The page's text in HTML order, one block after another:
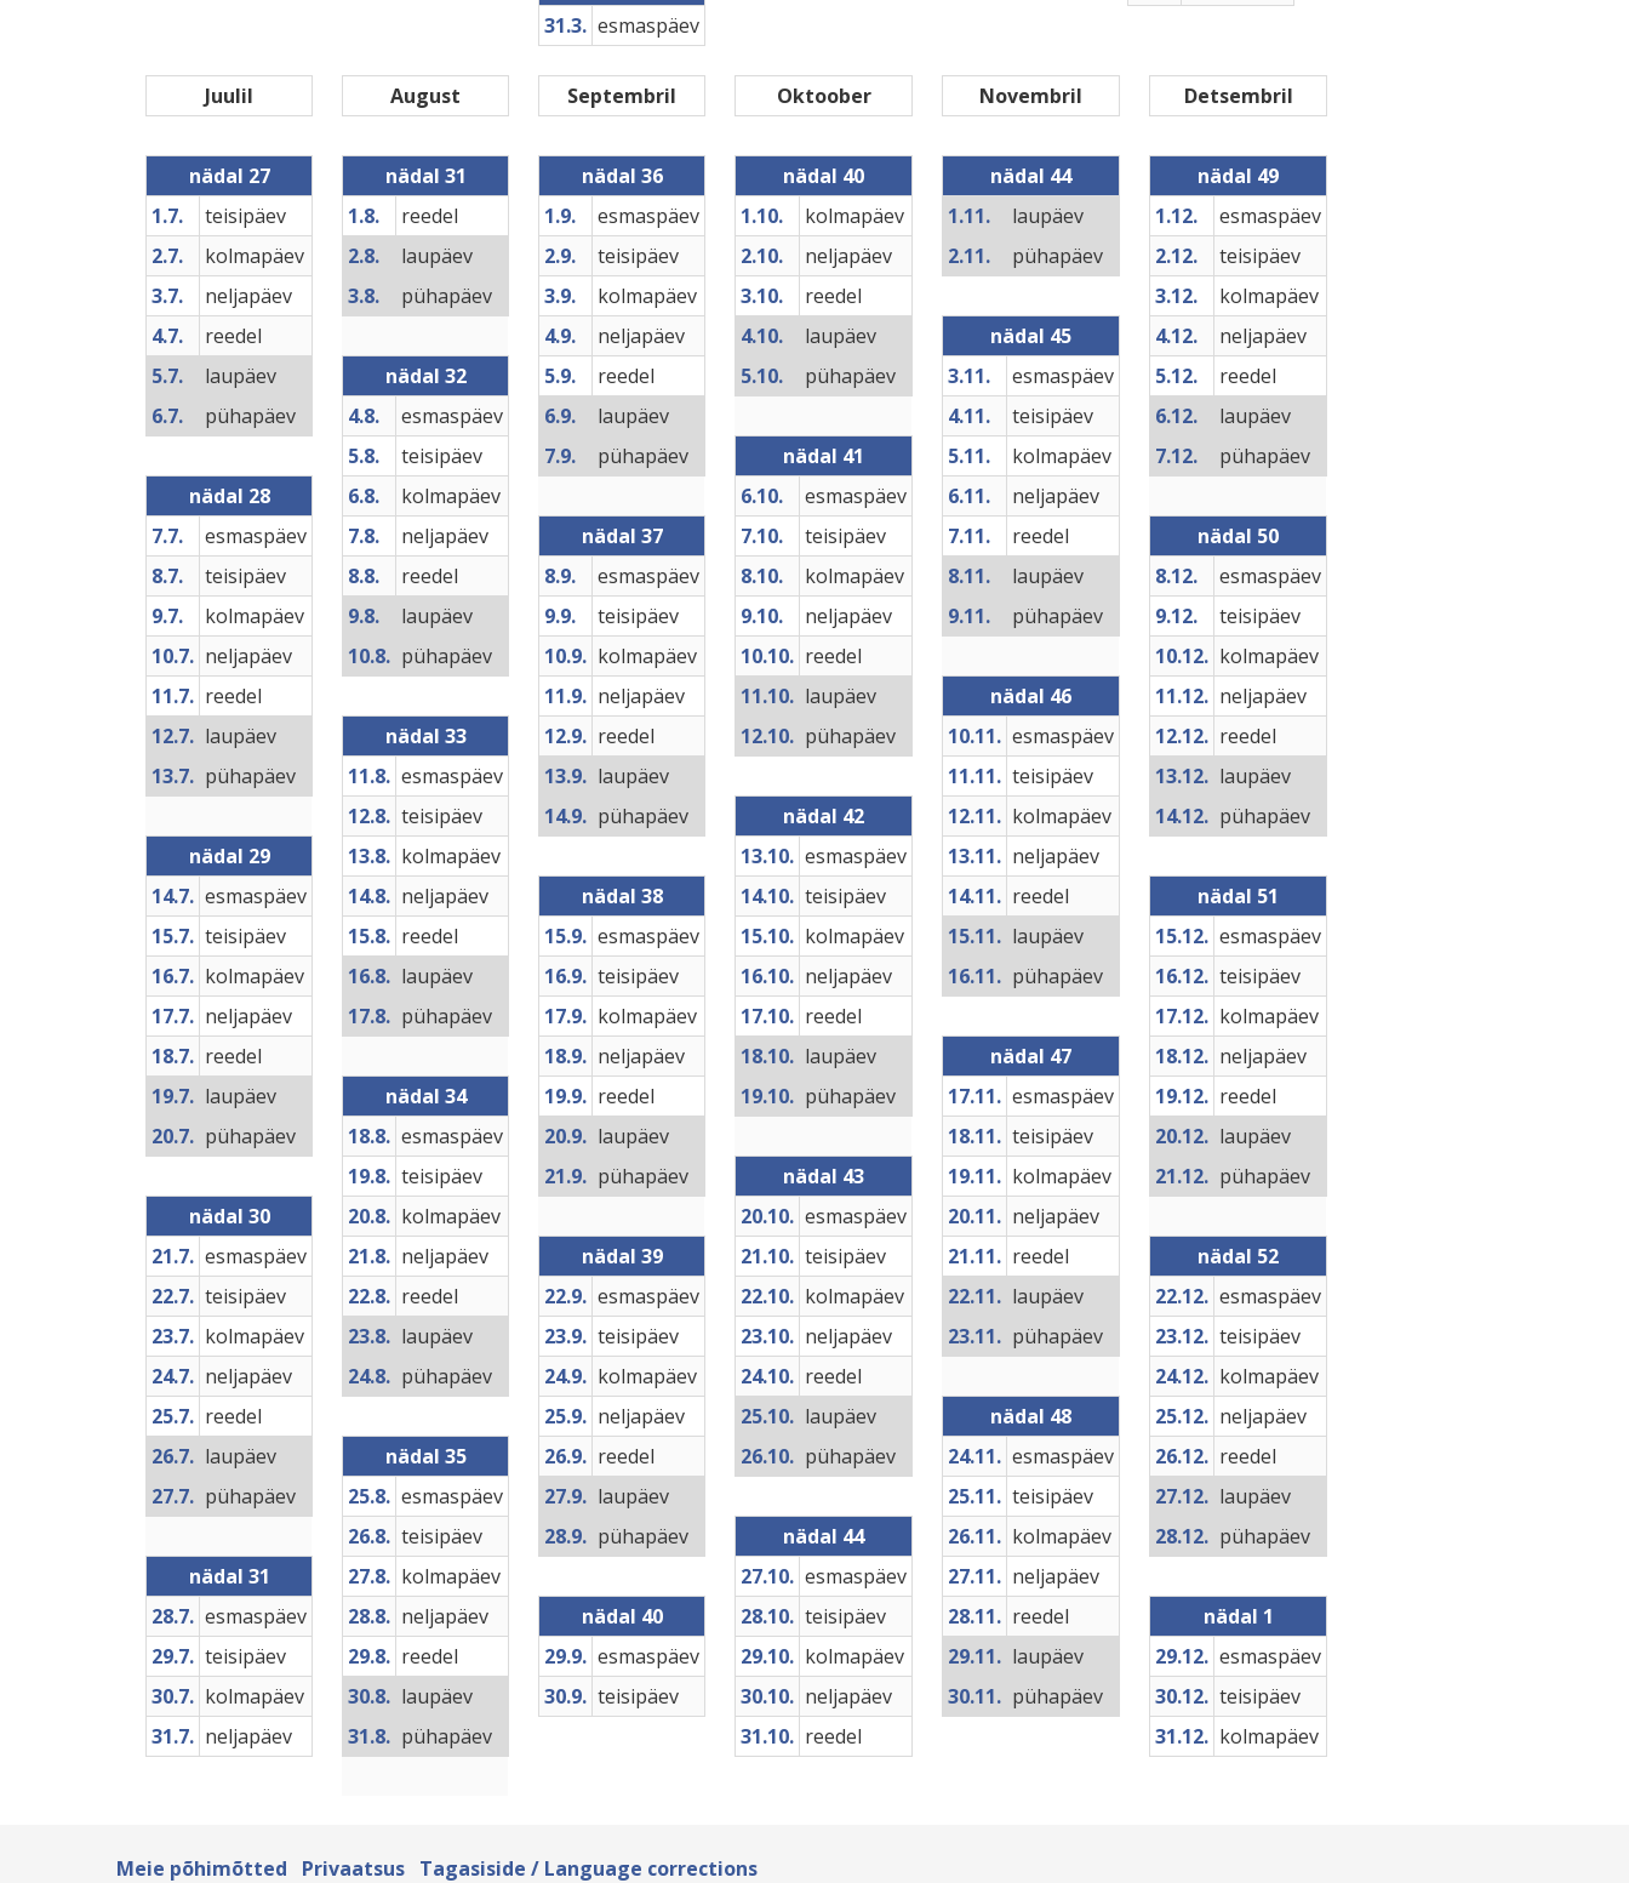
31.3. esmaspäev
Juulil
nädal 27
1.7.
teisipäev
2.7.
kolmapäev
3.7.
neljapäev
4.7.
reedel
5.7.
laupäev
6.7.
pühapäev
nädal 28
7.7.
esmaspäev
8.7.
teisipäev
9.7.
kolmapäev
10.7. neljapäev
11.7. reedel
12.7. laupäev
13.7. pühapäev
nädal 29
14.7. esmaspäev
15.7. teisipäev
16.7. kolmapäev
17.7. neljapäev
18.7. reedel
19.7. laupäev
20.7. pühapäev
nädal 30
21.7. esmaspäev
22.7. teisipäev
23.7. kolmapäev
24.7. neljapäev
25.7. reedel
26.7. laupäev
27.7. pühapäev
nädal 31
28.7. esmaspäev
29.7. teisipäev
30.7. kolmapäev
31.7. neljapäev
August
nädal 31
1.8.
reedel
2.8.
laupäev
3.8.
pühapäev
nädal 32
4.8.
esmaspäev
5.8.
teisipäev
6.8.
kolmapäev
7.8.
neljapäev
8.8.
reedel
9.8.
laupäev
10.8. pühapäev
nädal 33
11.8. esmaspäev
12.8. teisipäev
13.8. kolmapäev
14.8. neljapäev
15.8. reedel
16.8. laupäev
17.8. pühapäev
nädal 34
18.8. esmaspäev
19.8. teisipäev
20.8. kolmapäev
21.8. neljapäev
22.8. reedel
23.8. laupäev
24.8. pühapäev
nädal 35
25.8. esmaspäev
26.8. teisipäev
27.8. kolmapäev
28.8. neljapäev
29.8. reedel
30.8. laupäev
31.8. pühapäev
Septembril
nädal 36
1.9.
esmaspäev
2.9.
teisipäev
3.9.
kolmapäev
4.9.
neljapäev
5.9.
reedel
6.9.
laupäev
7.9.
pühapäev
nädal 37
8.9.
esmaspäev
9.9.
teisipäev
10.9. kolmapäev
11.9. neljapäev
12.9. reedel
13.9. laupäev
14.9. pühapäev
nädal 38
15.9. esmaspäev
16.9. teisipäev
17.9. kolmapäev
18.9. neljapäev
19.9. reedel
20.9. laupäev
21.9. pühapäev
nädal 39
22.9. esmaspäev
23.9. teisipäev
24.9. kolmapäev
25.9. neljapäev
26.9. reedel
27.9. laupäev
28.9. pühapäev
nädal 40
29.9. esmaspäev
30.9. teisipäev
Oktoober
nädal 40
1.10.
kolmapäev
2.10.
neljapäev
3.10.
reedel
4.10.
laupäev
5.10.
pühapäev
nädal 41
6.10.
esmaspäev
7.10.
teisipäev
8.10.
kolmapäev
9.10.
neljapäev
10.10. reedel
11.10. laupäev
12.10. pühapäev
nädal 42
13.10. esmaspäev
14.10. teisipäev
15.10. kolmapäev
16.10. neljapäev
17.10. reedel
18.10. laupäev
19.10. pühapäev
nädal 43
20.10. esmaspäev
21.10. teisipäev
22.10. kolmapäev
23.10. neljapäev
24.10. reedel
25.10. laupäev
26.10. pühapäev
nädal 44
27.10. esmaspäev
28.10. teisipäev
29.10. kolmapäev
30.10. neljapäev
31.10. reedel
Novembril
nädal 44
1.11.
laupäev
2.11.
pühapäev
nädal 45
3.11.
esmaspäev
4.11.
teisipäev
5.11.
kolmapäev
6.11.
neljapäev
7.11.
reedel
8.11.
laupäev
9.11.
pühapäev
nädal 46
10.11. esmaspäev
11.11. teisipäev
12.11. kolmapäev
13.11. neljapäev
14.11. reedel
15.11. laupäev
16.11. pühapäev
nädal 47
17.11. esmaspäev
18.11. teisipäev
19.11. kolmapäev
20.11. neljapäev
21.11. reedel
22.11. laupäev
23.11. pühapäev
nädal 48
24.11. esmaspäev
25.11. teisipäev
26.11. kolmapäev
27.11. neljapäev
28.11. reedel
29.11. laupäev
30.11. pühapäev
Detsembril
nädal 49
1.12.
esmaspäev
2.12.
teisipäev
3.12.
kolmapäev
4.12.
neljapäev
5.12.
reedel
6.12.
laupäev
7.12.
pühapäev
nädal 50
8.12.
esmaspäev
9.12.
teisipäev
10.12. kolmapäev
11.12. neljapäev
12.12. reedel
13.12. laupäev
14.12. pühapäev
nädal 51
15.12. esmaspäev
16.12. teisipäev
17.12. kolmapäev
18.12. neljapäev
19.12. reedel
20.12. laupäev
21.12. pühapäev
nädal 52
22.12. esmaspäev
23.12. teisipäev
24.12. kolmapäev
25.12. neljapäev
26.12. reedel
27.12. laupäev
28.12. pühapäev
nädal 1
29.12. esmaspäev
30.12. teisipäev
31.12. kolmapäev
Meie põhimõtted Privaatsus Tagasiside / Language corrections